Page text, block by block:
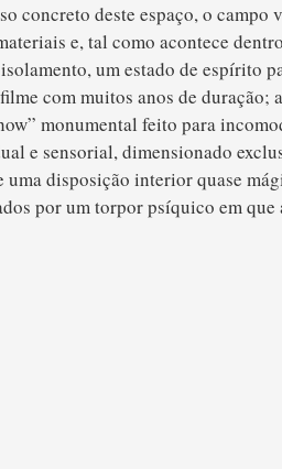
concreto deste espaço, o
e, tal como acontece
um estado de
com muitos anos de
monumental feito para
e sensorial, dimensionado
uma disposição interior quase
por um torpor psíquico em que